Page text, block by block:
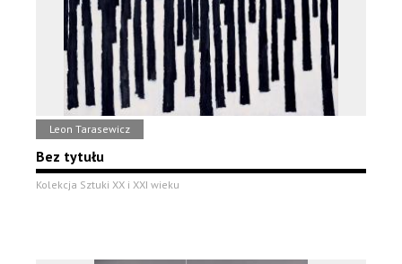
Leon Tarasewicz
Bez tytułu
Kolekcja Sztuki XX i XXI wieku